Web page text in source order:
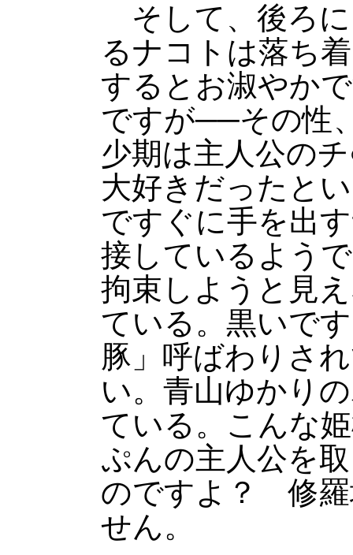
そして、後ろ
るナコトは落ち
するとお淑やか
ですが──その性
少期は主人公の
大好きだったと
ですぐに手を出
接しているよう
拘束しようと見
ている。黒いで
豚」呼ばわりさ
い。青山ゆかり
ている。こんな
ぷんの主人公を
のですよ？ 修羅
せん。